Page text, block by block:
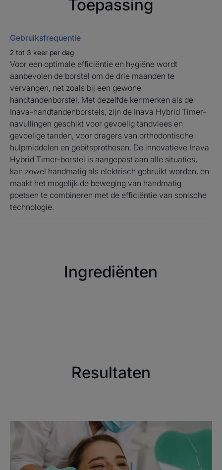
• EFFECTIEF: een navulling voor elektrische
tandenborstel met hoge kwaliteit nylon borstelharen in
de maat 20/100° (Soft), geschikt voor gevoelige tanden
en tandvlees. De efficiëntie van de electriciteit en de
zachtheid van een handtandenborstel Inava 20/100°.
• ONTSMETBAAR: één minuut met water in de
magnetron is voldoende om 99,99% van de bacteriën
van de borstelkop te verwijderen².
• Inava-kwaliteit: de kwaliteit van Inava-
handtandenborstels gecombineerd met sonische
technologie.
Toepassing
Gebruiksfrequentie
2 tot 3 keer per dag
Voor een optimale efficiëntie en hygiëne wordt
aanbevolen de borstel om de drie maanden te
vervangen, net zoals bij een gewone
handtandenborstel. Met dezelfde kenmerken als de
Inava-handtandenborstels, zijn de Inava Hybrid Timer-
navullingen geschikt voor gevoelig tandvlees en
gevoelige tanden, voor dragers van orthodontische
hulpmiddelen en gebitsprothesen. De innovatieve Inava
Hybrid Timer-borstel is aangepast aan alle situaties,
kan zowel handmatig als elektrisch gebruikt worden, en
maakt het mogelijk de beweging van handmatig
poetsen te combineren met de efficiëntie van sonische
technologie.
Ingrediënten
Resultaten